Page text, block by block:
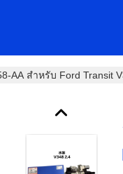
AA สําหรับ Ford Transit